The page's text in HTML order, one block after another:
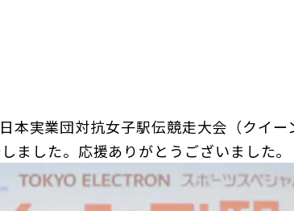
ップ
本実業団対抗女子駅伝競走大会（クイ
ました。応援ありがとうございました。